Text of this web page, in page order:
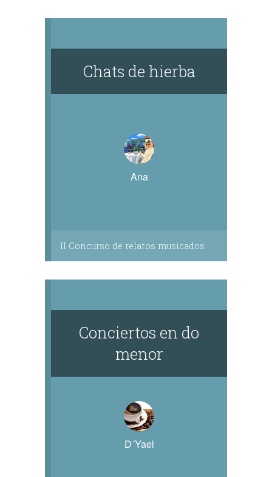
Chats de hierba
Ana
II Concurso de relatos musicados
Conciertos en do
menor
D´Yael